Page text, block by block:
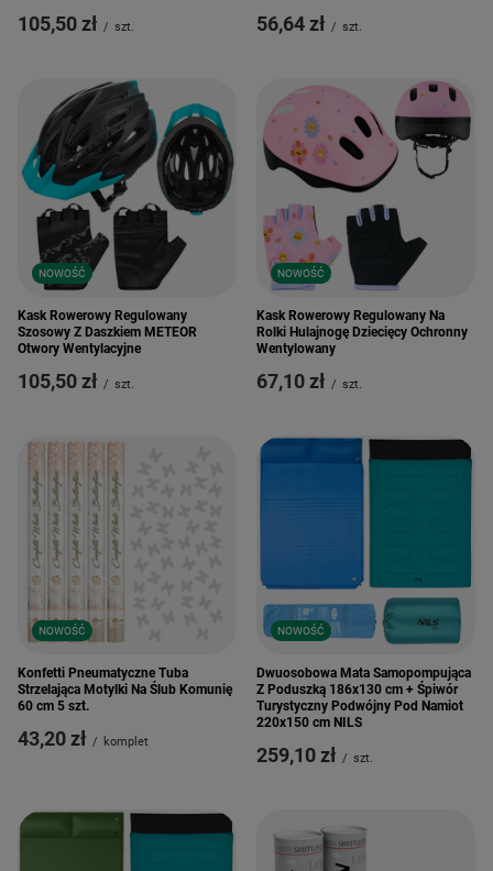
105,50 zł / szt. 56,64 zł / szt.
NOWOŚĆ
Kask Rowerowy Regulowany
Szosowy Z Daszkiem METEOR
Otwory Wentylacyjne
105,50 zł / szt.
NOWOŚĆ
Kask Rowerowy Regulowany Na
Rolki Hulajnogę Dziecięcy Ochronny
Wentylowany
67,10 zł / szt.
NOWOŚĆ
Konfetti Pneumatyczne Tuba
Strzelająca Motylki Na Ślub Komunię
60 cm 5 szt.
43,20 zł / komplet
NOWOŚĆ
Dwuosobowa Mata Samopompująca
Z Poduszką 186x130 cm + Śpiwór
Turystyczny Podwójny Pod Namiot
220x150 cm NILS
259,10 zł / szt.